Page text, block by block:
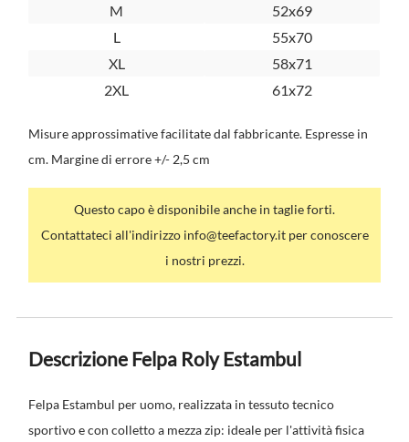
M
52x69
L
55x70
XL
58x71
2XL
61x72
Misure approssimative facilitate dal fabbricante. Espresse in
cm. Margine di errore +/- 2,5 cm
Questo capo è disponibile anche in taglie forti.
Contattateci all'indirizzo info@teefactory.it per conoscere
i nostri prezzi.
Descrizione Felpa Roly Estambul
Felpa Estambul per uomo, realizzata in tessuto tecnico
sportivo e con colletto a mezza zip: ideale per l'attività fisica